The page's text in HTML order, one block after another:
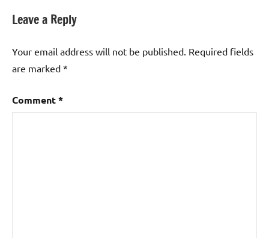
Leave a Reply
Your email address will not be published. Required fields
are marked *
Comment*